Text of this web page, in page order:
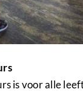
is voor alle